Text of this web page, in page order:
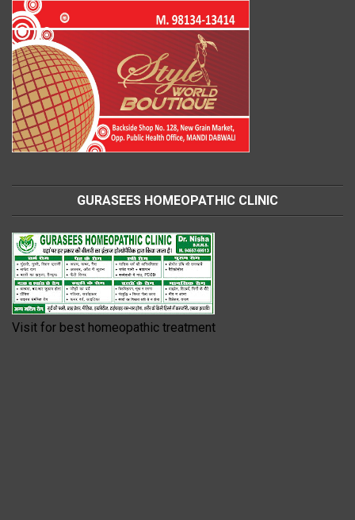
GURASEES HOMEOPATHIC CLINIC
Visit for best homeopathic treatment